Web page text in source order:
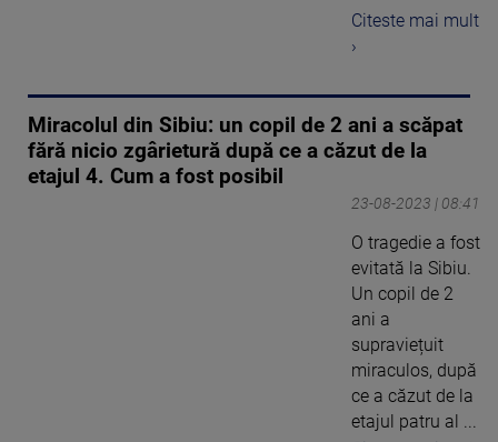
Citeste mai mult
›
Miracolul din Sibiu: un copil de 2 ani a scăpat
fără nicio zgârietură după ce a căzut de la
etajul 4. Cum a fost posibil
23-08-2023 | 08:41
O tragedie a fost
evitată la Sibiu.
Un copil de 2
ani a
supraviețuit
miraculos, după
ce a căzut de la
etajul patru al ...